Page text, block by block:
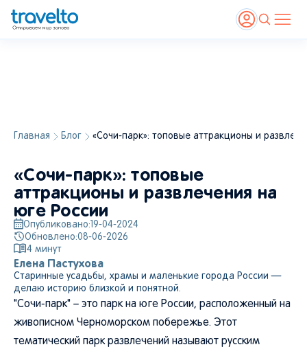
Главная Блог «Сочи-парк»: топовые аттракционы и
«Сочи-парк»: топовые
аттракционы и развлечения на
юге России
Опубликовано: 19-04-2024
Обновлено:08-06-2026
4 минут
Елена Пастухова
Старинные усадьбы, храмы и маленькие города России —
делаю историю близкой и понятной.
"Сочи-парк" – это парк на юге России, расположенный на
живописном Черноморском побережье. Этот
тематический парк развлечений называют русским